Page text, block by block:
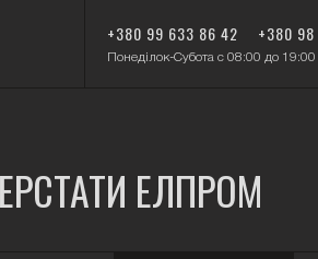
+380 99 633 86 42 +380
Понеділок-Субота с 08:00 до 19:00
ЕЛПРОМ